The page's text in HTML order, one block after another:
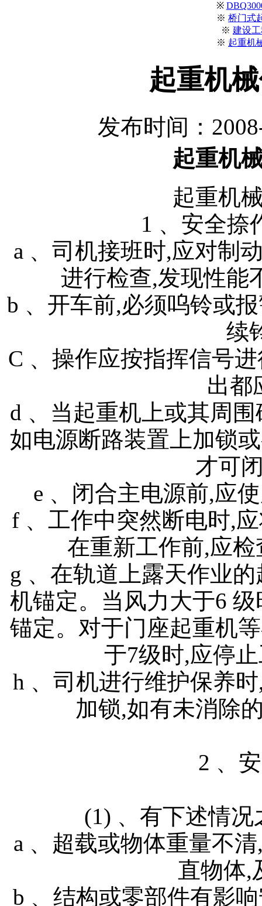
※
※ 桥门式
※ 建设
※ 起重机
起重机
发布时间：
起重机
起重机
1 、安
a 、司机接班时,应对制
进行检查,发现性能
b 、开车前,必须呜铃或
续
C 、操作应按指挥信号
出都
d 、当起重机上或其周
如电源断路装置上加锁
才可
e 、闭合主电源前,应
f 、工作中突然断电时,
在重新工作前,应
g 、在轨道上露天作业
机锚定。当风力大于6
锚定。对于门座起重机
于7级时,应停
h 、司机进行维护保养
加锁,如有未消除
2 、
(1) 、有下述情况
a 、超载或物体重量不
直物体,
b 、结构或零部件有影